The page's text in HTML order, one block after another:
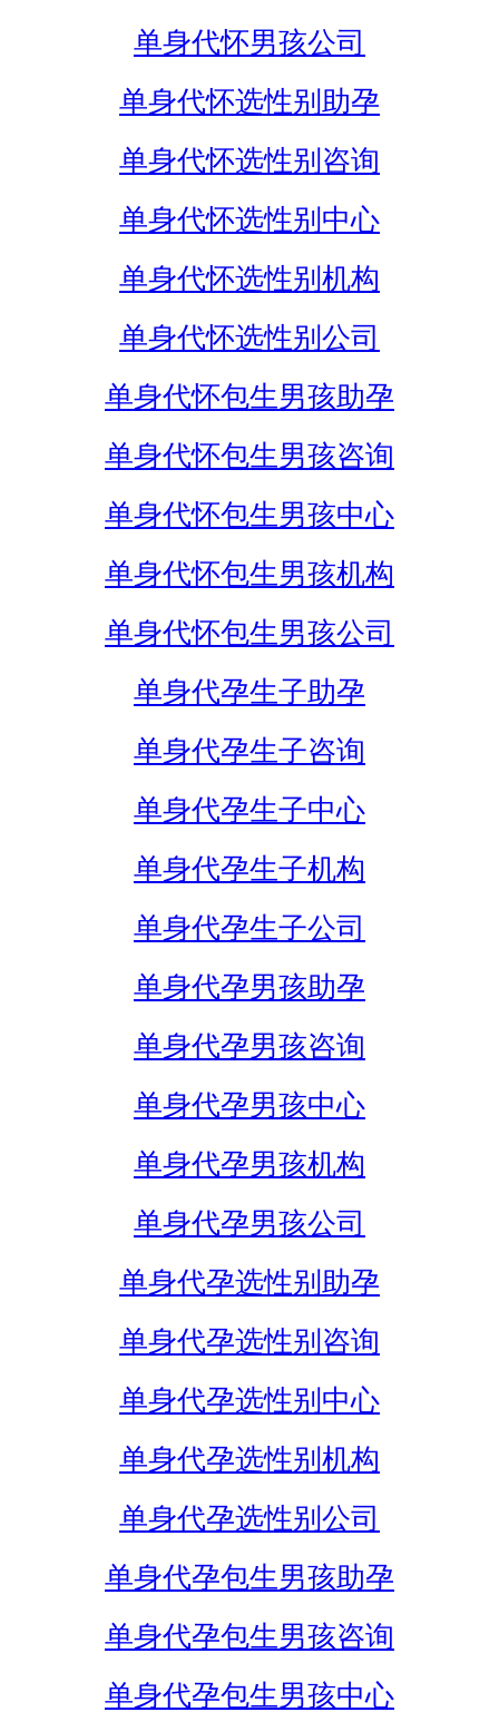
单身代怀男孩公司
单身代怀选性别助孕
单身代怀选性别咨询
单身代怀选性别中心
单身代怀选性别机构
单身代怀选性别公司
单身代怀包生男孩助孕
单身代怀包生男孩咨询
单身代怀包生男孩中心
单身代怀包生男孩机构
单身代怀包生男孩公司
单身代孕生子助孕
单身代孕生子咨询
单身代孕生子中心
单身代孕生子机构
单身代孕生子公司
单身代孕男孩助孕
单身代孕男孩咨询
单身代孕男孩中心
单身代孕男孩机构
单身代孕男孩公司
单身代孕选性别助孕
单身代孕选性别咨询
单身代孕选性别中心
单身代孕选性别机构
单身代孕选性别公司
单身代孕包生男孩助孕
单身代孕包生男孩咨询
单身代孕包生男孩中心